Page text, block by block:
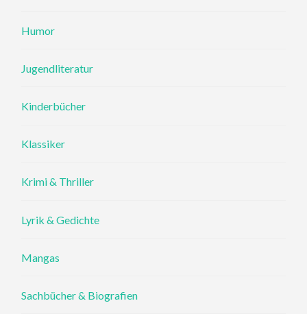
Humor
Jugendliteratur
Kinderbücher
Klassiker
Krimi & Thriller
Lyrik & Gedichte
Mangas
Sachbücher & Biografien